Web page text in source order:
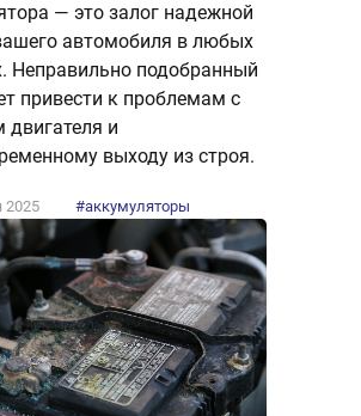
— это залог надежной
автомобиля в любых
Неправильно подобранный
привести к проблемам с
двигателя и
выходу из строя.
2025 #аккумуляторы